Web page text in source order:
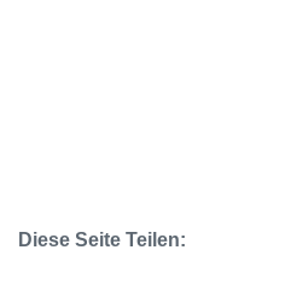
Diese Seite Teilen: